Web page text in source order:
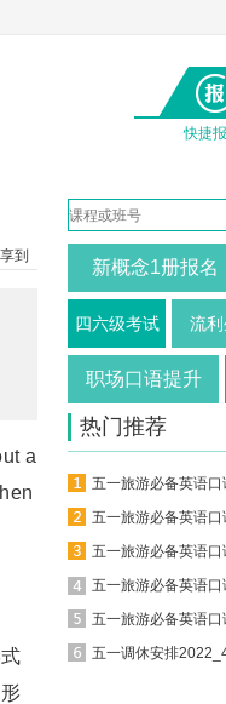
快捷
到
a
新概念1册报名
四六级考试 流
职场口语提升
热门推荐
五一旅游必备英语
五一旅游必备英语
五一旅游必备英语
五一旅游必备英语
五一旅游必备英语
五一调休安排